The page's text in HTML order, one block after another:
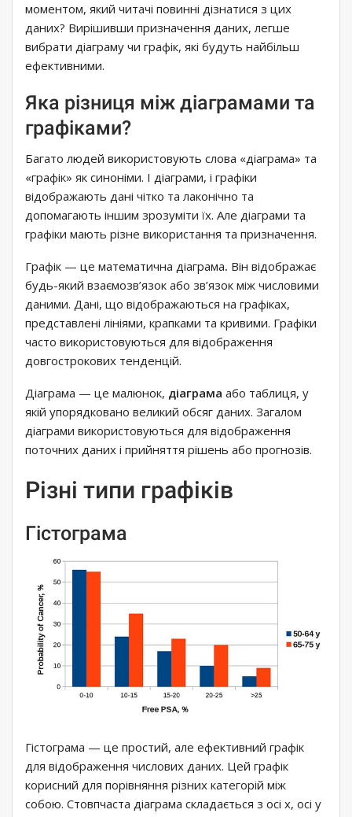
моментом, який читачі повинні дізнатися з цих
даних? Вирішивши призначення даних, легше
вибрати діаграму чи графік, які будуть найбільш
ефективними.
Яка різниця між діаграмами та
графіками?
Багато людей використовують слова «діаграма» та
«графік» як синоніми. І діаграми, і графіки
відображають дані чітко та лаконічно та
допомагають іншим зрозуміти їх. Але діаграми та
графіки мають різне використання та призначення.
Графік — це математична діаграма. Він відображає
будь-який взаємозв’язок або зв’язок між числовими
даними. Дані, що відображаються на графіках,
представлені лініями, крапками та кривими. Графіки
часто використовуються для відображення
довгострокових тенденцій.
Діаграма — це малюнок, діаграма або таблиця, у
якій упорядковано великий обсяг даних. Загалом
діаграми використовуються для відображення
поточних даних і прийняття рішень або прогнозів.
Різні типи графіків
Гістограма
Гістограма — це простий, але ефективний графік
для відображення числових даних. Цей графік
корисний для порівняння різних категорій між
собою. Стовпчаста діаграма складається з осі х, осі у